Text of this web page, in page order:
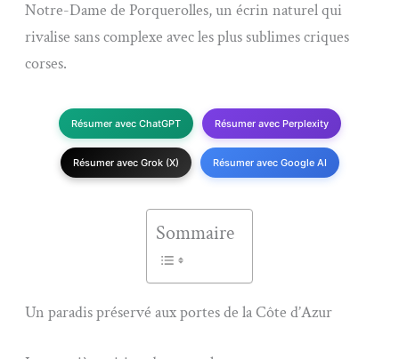
Notre-Dame de Porquerolles, un écrin naturel qui
rivalise sans complexe avec les plus sublimes criques
corses.
Résumer avec ChatGPT Résumer avec Perplexity
Résumer avec Grok (X) Résumer avec Google AI
Sommaire
Un paradis préservé aux portes de la Côte d’Azur